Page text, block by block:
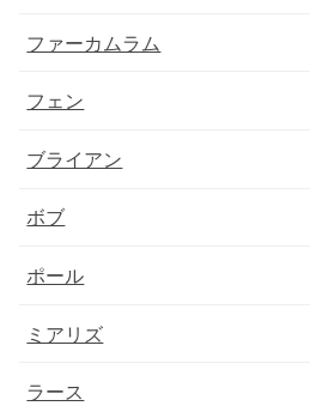
ファーカムラム
フェン
ブライアン
ボブ
ポール
ミアリズ
ラース